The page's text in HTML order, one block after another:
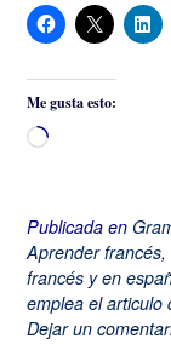
Me gusta esto:
Cargando...
Publicada en
Aprender francés,
francés y en
emplea el articulo
Dejar un